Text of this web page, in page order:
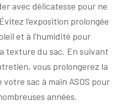
avec délicatesse pour ne
l’exposition prolongée
et à l’humidité pour
texture du sac. En suivant
vous prolongerez la
sac à main ASOS pour
années.